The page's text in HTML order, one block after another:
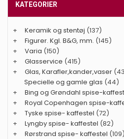
KATEGORIER
+ Keramik og stentøj (137)
+
Figurer. Kgl. B&G, mm. (145)
+
Varia (150)
+
Glasservice (415)
+
Glas, Karafler,kander,vaser
Specielle og gamle glas (44)
+
Bing og Grøndahl spise-
+
Royal Copenhagen spise-
+
Tyske spise- kaffestel (72)
+
Lyngby spise- kaffestel (82)
+
Rørstrand spise- kaffestel (109)